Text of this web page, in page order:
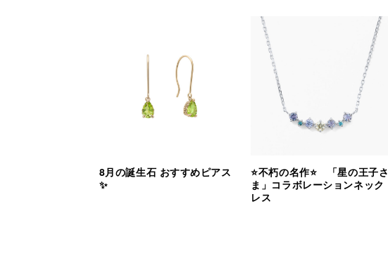
8月の誕生石 おすすめピアス
✨
⭐️不朽の名作⭐️ 「星の王子さ
ま」コラボレーションネック
レス